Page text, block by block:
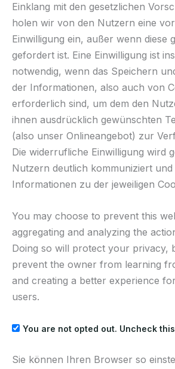
Einklang mit den gesetzlichen
holen wir von den Nutzern eine
Einwilligung ein, außer wenn diese
gefordert ist. Eine Einwilligung ist
notwendig, wenn das Speichern
der Informationen, also auch von
erforderlich sind, um dem den
ihnen ausdrücklich gewünschten
(also unser Onlineangebot) zur
Die widerrufliche Einwilligung wird
Nutzern deutlich kommuniziert und
Informationen zu der jeweiligen
You may choose to prevent this
aggregating and analyzing the
Doing so will protect your privacy,
prevent the owner from learning
and creating a better experience
users.
You are not opted out. Uncheck
Sie können Ihren Browser so